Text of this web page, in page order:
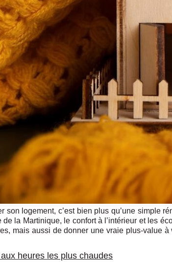
son logement, c’est bien plus qu’une simple
de la Martinique, le confort à l’intérieur et les
mais aussi de donner une vraie plus-value
heures les plus chaudes